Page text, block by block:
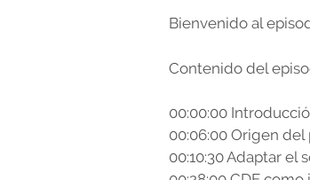
Bienvenido al
Contenido del
00:00:00
00:06:00 Origen
00:10:30 Adaptar el